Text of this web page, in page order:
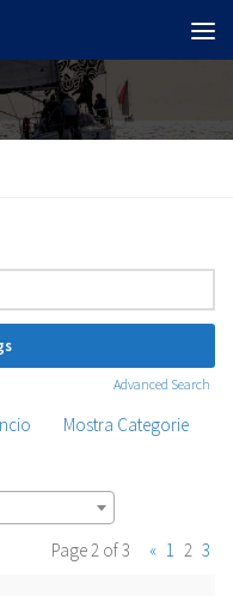
Advanced Search
Mostra Categorie
Page 2 of 3
« 1 2 3